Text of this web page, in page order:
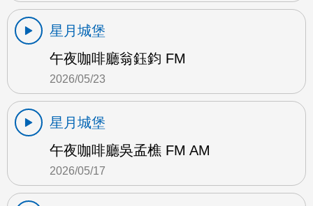
星月城堡
午夜咖啡廳翁鈺鈞 FM
2026/05/23
星月城堡
午夜咖啡廳吳孟樵 FM AM
2026/05/17